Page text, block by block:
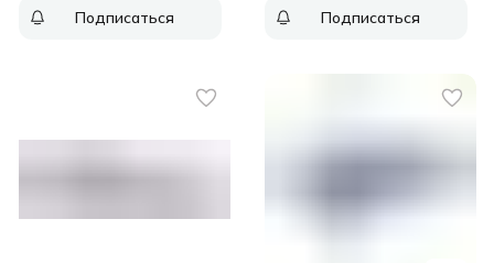
Подписаться Подписаться